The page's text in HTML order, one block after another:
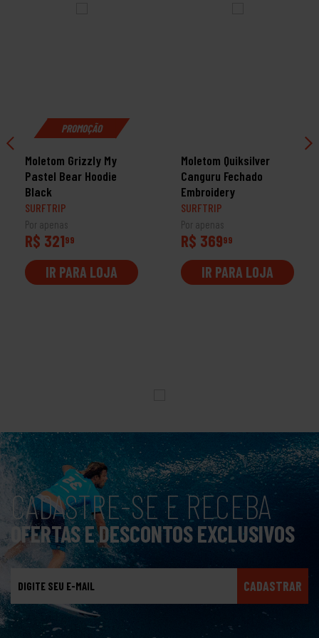
PROMOÇÃO
Moletom Grizzly My
Pastel Bear Hoodie
Black
SURFTRIP
Por apenas
R$ 32199
IR PARA LOJA
Moletom Quiksilver
Canguru Fechado
Embroidery
SURFTRIP
Por apenas
R$ 36999
IR PARA LOJA
CADASTRE-SE E RECEBA
OFERTAS E DESCONTOS EXCLUSIVOS
CADASTRAR